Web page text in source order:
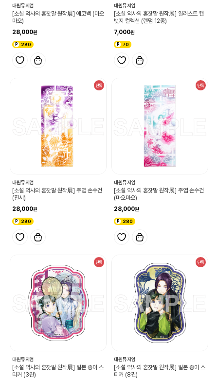
대원뮤지엄
[소설 약사의 혼잣말 원작展] 에코백 (마오
마오)
28,000
280
대원뮤지엄
[소설 약사의 혼잣말 원작展] 일러스트 캔
뱃지 컬렉션 (랜덤 12종)
7,000
70
단독
대원뮤지엄
[소설 약사의 혼잣말 원작展] 주염 손수건
(진시)
28,000
280
단독
대원뮤지엄
[소설 약사의 혼잣말 원작展] 주염 손수건
(마오마오)
28,000
280
단독
대원뮤지엄
[소설 약사의 혼잣말 원작展] 일본 종이 스
티커 (3권)
단독
대원뮤지엄
[소설 약사의 혼잣말 원작展] 일본 종이 스
티커 (8권)